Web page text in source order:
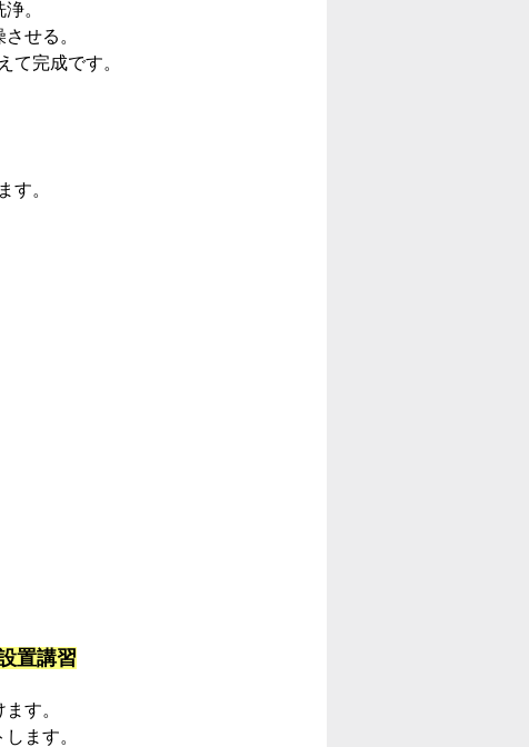
。
せる。
て完成です。
す。
置講習
す。
ます。